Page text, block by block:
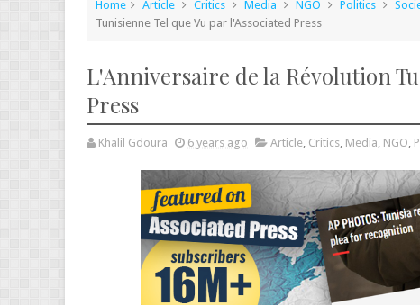
Home Article Critics Media NGO Politics
Tunisienne Tel que Vu par l'Associated Press
L'Anniversaire de la Révolution
Press
Khalil Gdoura 6 years ago Article, Critics, Media, NGO,